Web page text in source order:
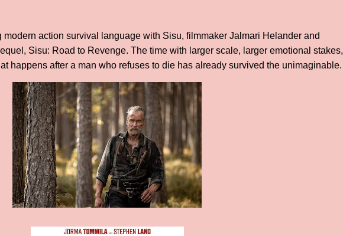
modern action survival language with Sisu, filmmaker Jalmari Helander and
Sisu: Road to Revenge. The time with larger scale, larger emotional stakes,
happens after a man who refuses to die has already survived the unimaginable.